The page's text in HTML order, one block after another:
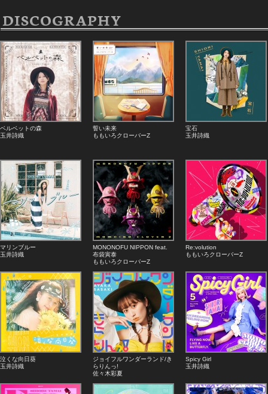
DISCOGRAPHY
ベルベットの森
玉井詩織
誓い未来
ももいろクローバーZ
宝石
玉井詩織
マリンブルー
玉井詩織
MONONOFU NIPPON feat.
布袋寅泰
ももいろクローバーZ
Re:volution
ももいろクローバーZ
泣くな向日葵
玉井詩織
ジョイフルワンダーランド/き
らりんっ!
佐々木彩夏
Spicy Girl
玉井詩織